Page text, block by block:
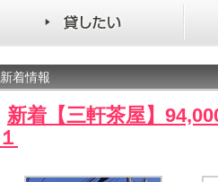
新着情報
新着【三軒茶屋】
１